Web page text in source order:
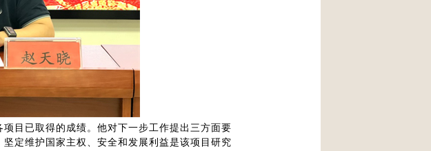
目已取得的成绩。他对下一步工作提出三方面要
定维护国家主权、安全和发展利益是该项目研究